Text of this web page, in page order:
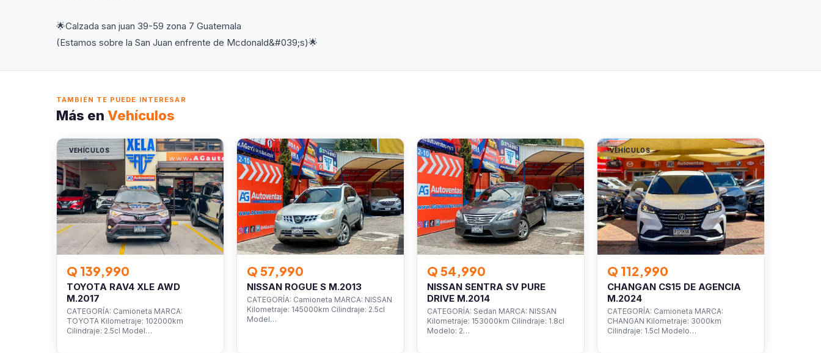
🌟Calzada san juan 39-59 zona 7 Guatemala
(Estamos sobre la San Juan enfrente de Mcdonald&#039;s)🌟
TAMBIÉN TE PUEDE INTERESAR
Más en Vehículos
VEHÍCULOS
Q 139,990
TOYOTA RAV4 XLE AWD
M.2017
CATEGORÍA: Camioneta MARCA:
TOYOTA Kilometraje: 102000km
Cilindraje: 2.5cl Model…
VEHÍCULOS
Q 57,990
NISSAN ROGUE S M.2013
CATEGORÍA: Camioneta MARCA: NISSAN
Kilometraje: 145000km Cilindraje: 2.5cl
Model…
VEHÍCULOS
Q 54,990
NISSAN SENTRA SV PURE
DRIVE M.2014
CATEGORÍA: Sedan MARCA: NISSAN
Kilometraje: 153000km Cilindraje: 1.8cl
Modelo: 2…
VEHÍCULOS
Q 112,990
CHANGAN CS15 DE AGENCIA
M.2024
CATEGORÍA: Camioneta MARCA:
CHANGAN Kilometraje: 3000km
Cilindraje: 1.5cl Modelo…